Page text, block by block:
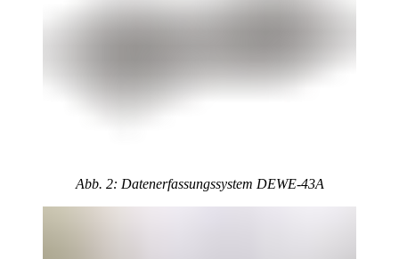
Abb. 2: Datenerfassungssystem DEWE-43A